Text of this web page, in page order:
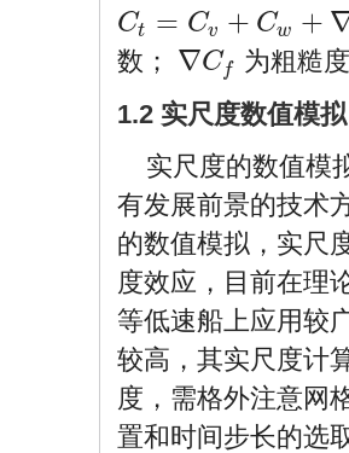
Ct = Cv + Cw +
Ct=C v+C +∇C
数； ∇Cf
∇C
为粗糙
1.2 实尺度数值模拟
实尺度的数值模
有发展前景的技术
的数值模拟，实尺
度效应，目前在理
等低速船上应用较
较高，其实尺度计
度，需格外注意网
置和时间步长的选